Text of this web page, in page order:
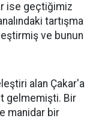
ise geçtiğimiz
tartışma
ve bunun
alan Çakar'a
gelmemişti. Bir
manidar bir